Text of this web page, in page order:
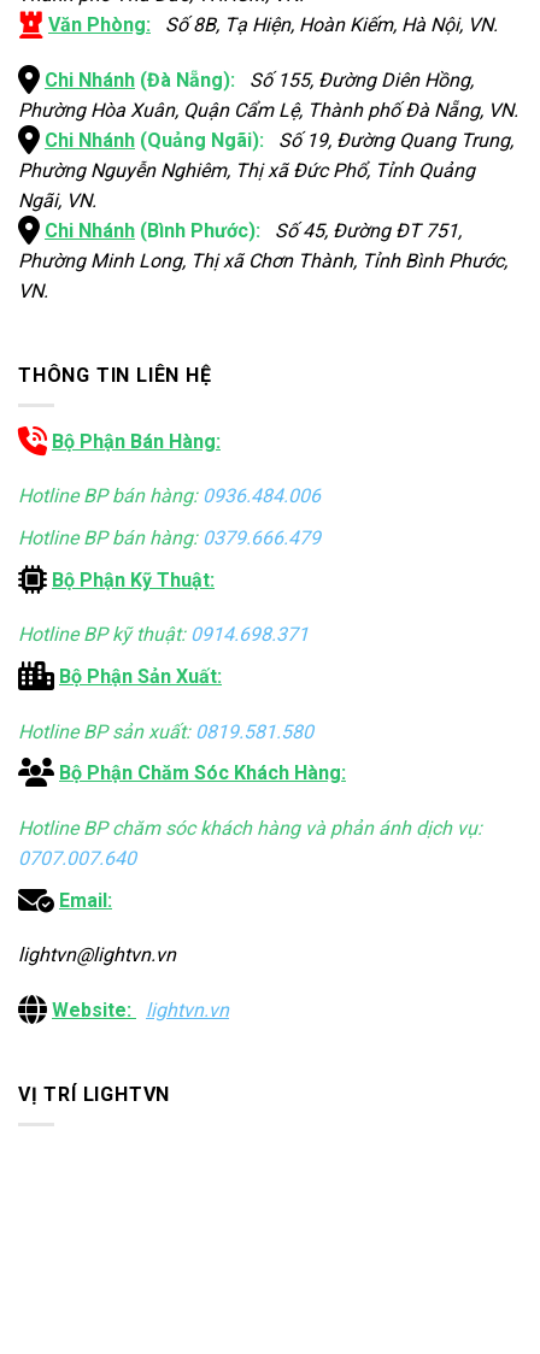
Văn Phòng: Số 8B, Tạ Hiện, Hoàn Kiếm, Hà Nội, VN.
Chi Nhánh (Đà Nẵng): Số 155, Đường Diên Hồng,
Phường Hòa Xuân, Quận Cẩm Lệ, Thành phố Đà Nẵng, VN.
Chi Nhánh (Quảng Ngãi): Số 19, Đường Quang Trung,
Phường Nguyễn Nghiêm, Thị xã Đức Phổ, Tỉnh Quảng
Ngãi, VN.
Chi Nhánh (Bình Phước): Số 45, Đường ĐT 751,
Phường Minh Long, Thị xã Chơn Thành, Tỉnh Bình Phước,
VN.
THÔNG TIN LIÊN HỆ
Bộ Phận Bán Hàng:
Hotline BP bán hàng: 0936.484.006
Hotline BP bán hàng: 0379.666.479
Bộ Phận Kỹ Thuật:
Hotline BP kỹ thuật: 0914.698.371
Bộ Phận Sản Xuất:
Hotline BP sản xuất: 0819.581.580
Bộ Phận Chăm Sóc Khách Hàng:
Hotline BP chăm sóc khách hàng và phản ánh dịch vụ:
0707.007.640
Email:
lightvn@lightvn.vn
Website: lightvn.vn
VỊ TRÍ LIGHTVN